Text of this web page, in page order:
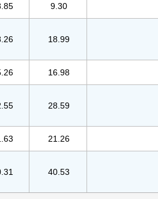
9.30
18.99
16.98
28.59
21.26
40.53